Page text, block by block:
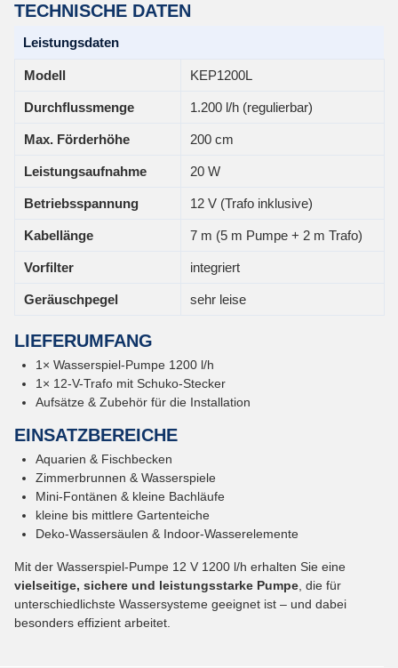
TECHNISCHE DATEN
Leistungsdaten
Modell KEP1200L
Durchflussmenge 1.200 l/h (regulierbar)
Max. Förderhöhe 200 cm
Leistungsaufnahme 20 W
Betriebsspannung 12 V (Trafo inklusive)
Kabellänge 7 m (5 m Pumpe + 2 m Trafo)
Vorfilter integriert
Geräuschpegel sehr leise
LIEFERUMFANG
1× Wasserspiel-Pumpe 1200 l/h
1× 12-V-Trafo mit Schuko-Stecker
Aufsätze & Zubehör für die Installation
EINSATZBEREICHE
Aquarien & Fischbecken
Zimmerbrunnen & Wasserspiele
Mini-Fontänen & kleine Bachläufe
kleine bis mittlere Gartenteiche
Deko-Wassersäulen & Indoor-Wasserelemente
Mit der Wasserspiel-Pumpe 12 V 1200 l/h erhalten Sie eine
vielseitige, sichere und leistungsstarke Pumpe , die für
unterschiedlichste Wassersysteme geeignet ist – und dabei
besonders effizient arbeitet.